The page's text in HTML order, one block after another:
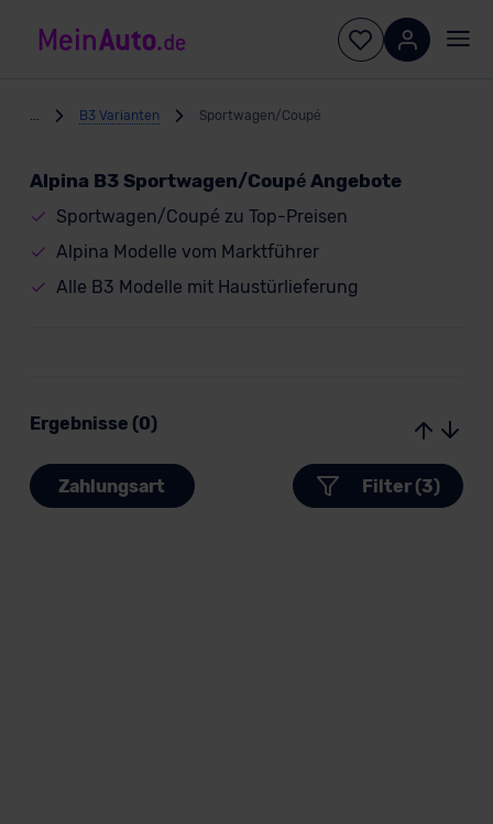
B3 Varianten Sportwagen/Coupé
Alpina B3 Sportwagen/Coupé Angebote
Sportwagen/Coupé zu Top-Preisen
Alpina Modelle vom Marktführer
Alle B3 Modelle mit Haustürlieferung
Ergebnisse (0)
Zahlungsart Filter (3)